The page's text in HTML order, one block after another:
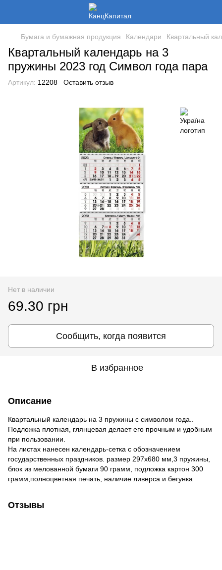
Бумага и бумажная продукция Календари Квартальный
Квартальный календарь на 3
пружины 2023 год Символ года пара
Артикул: 12208 Оставить отзыв
Нет в наличии
69.30 грн
Сообщить, когда появится
В избранное
Описание
Квартальный календарь на 3 пружины с символом года..
Подложка плотная, глянцевая делает его прочным и удобным
при пользовании.
На листах нанесен календарь-сетка с обозначением
государственных праздников. размер 297х680 мм,3 пружины,
блок из мелованной бумаги 90 грамм, подложка картон 300
грамм,полноцветная печать, наличие ливерса и бегунка
Отзывы